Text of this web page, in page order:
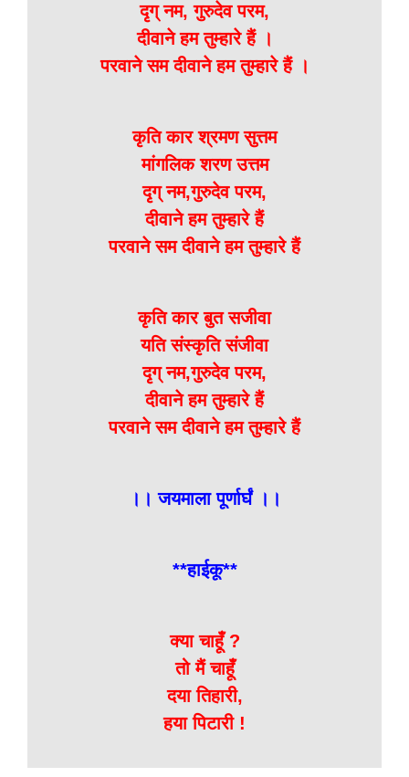
दृग् नम, गुरुदेव परम,
दीवाने हम तुम्हारे हैं ।
परवाने सम दीवाने हम तुम्हारे हैं ।
कृति कार श्रमण सुत्तम
मांगलिक शरण उत्तम
दृग् नम,गुरुदेव परम,
दीवाने हम तुम्हारे हैं
परवाने सम दीवाने हम तुम्हारे हैं
कृति कार बुत सजीवा
यति संस्कृति संजीवा
दृग् नम,गुरुदेव परम,
दीवाने हम तुम्हारे हैं
परवाने सम दीवाने हम तुम्हारे हैं
।। जयमाला पूर्णार्घं ।।
**हाईकू**
क्या चाहूँ ?
तो मैं चाहूँ
दया तिहारी,
हया पिटारी !